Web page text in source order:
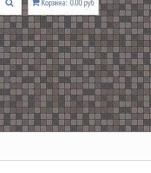
Корзина: 0.00 руб